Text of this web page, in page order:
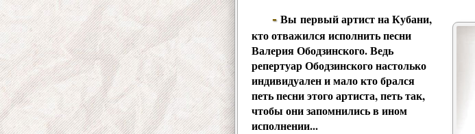
-Вы первый артист на Кубани,
кто отважился исполнить песни
Валерия Ободзинского. Ведь
репертуар Ободзинского настолько
индивидуален и мало кто брался
петь песни этого артиста, петь так,
чтобы они запомнились в ином
исполнении...